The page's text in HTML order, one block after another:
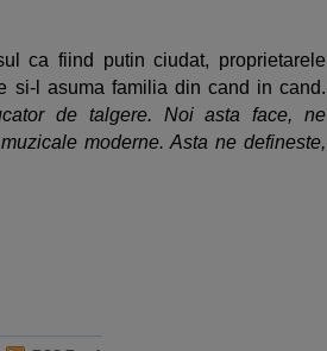
ca fiind putin ciudat, proprietarele
si-l asuma familia din cand in cand.
de talgere. Noi asta face, ne
moderne. Asta ne defineste,